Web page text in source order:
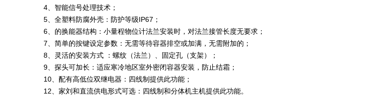
4、智能信号处理技术；
5、全塑料防腐外壳：防护等级IP67；
6、的换能器结构：小量程物位计法兰安装时，对法兰接管长度无要求；
7、简单的按键设定参数：无需等待容器排空或加满，无需附加的；
8、灵活的安装方式 ：螺纹（法兰）、固定孔（支架）；
9、探头可加长：适应寒冷地区室外密闭容器安装，防止结霜；
10、配有高低位双继电器：四线制提供此功能；
12、家刘和直流供电形式可选：四线制和分体机主机提供此功能。